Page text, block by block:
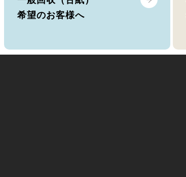
希望のお客様へ